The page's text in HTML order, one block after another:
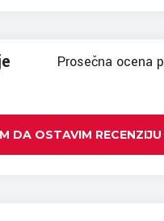
Prosečna ocena
DA OSTAVIM RECENZIJU